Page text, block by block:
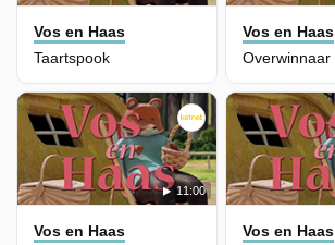
Vos en Haas
Taartspook
Vos en Haas
Overwinnaar
11:00
Vos en Haas
Vos en Haas